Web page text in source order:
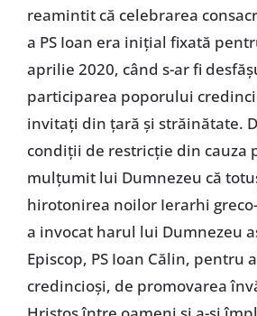
reamintit că celebrarea
a PS Ioan era inițial fixată
aprilie 2020, când s-ar fi
participarea poporului
invitați din țară și străinătate.
condiții de restricție din cauza
mulțumit lui Dumnezeu că
hirotonirea noilor Ierarhi
a invocat harul lui Dumnezeu
Episcop, PS Ioan Călin, pentru
credincioși, de promovarea